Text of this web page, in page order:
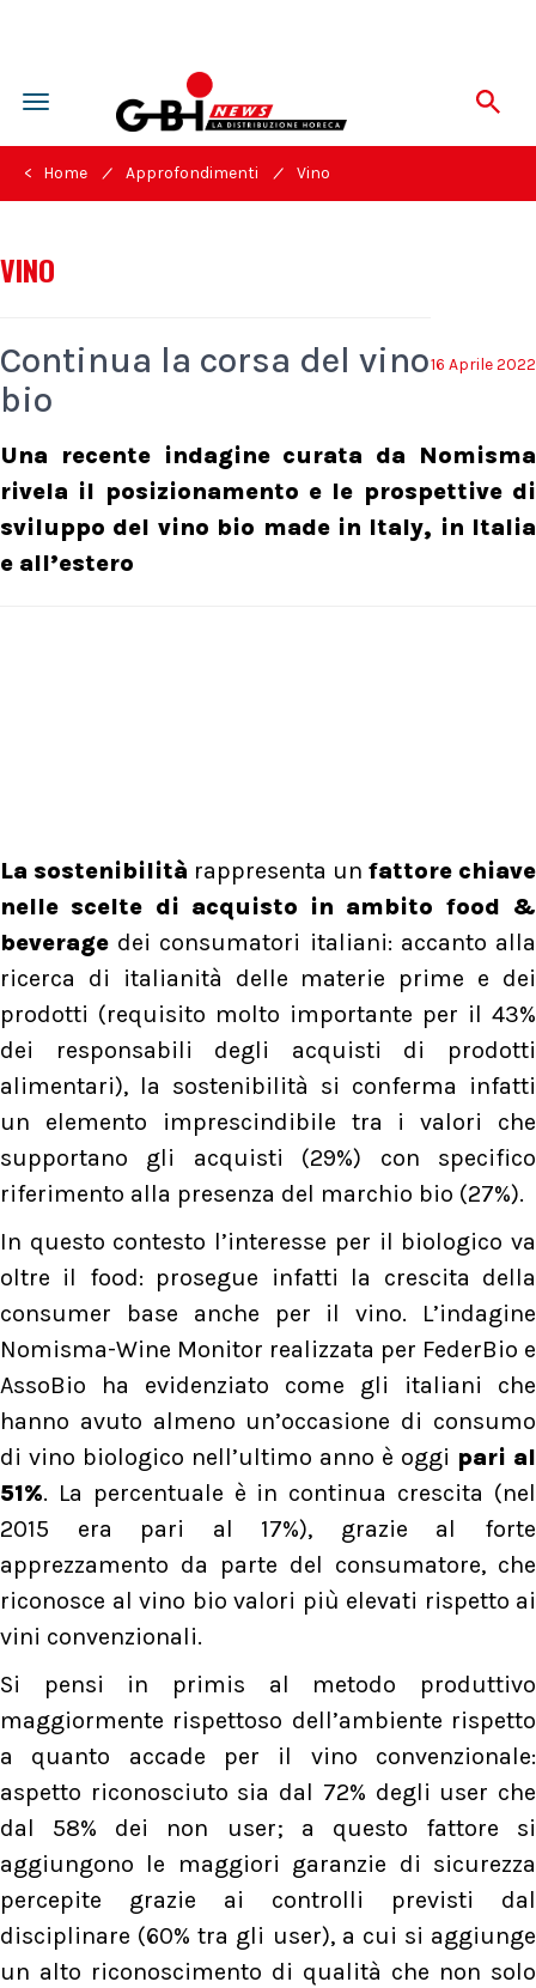
Toggle
navigation
< Home / Approfondimenti / Vino
VINO
16 Aprile 2022
Continua la corsa del vino
bio
Una recente indagine curata da Nomisma
rivela il posizionamento e le prospettive di
sviluppo del vino bio made in Italy, in Italia
e all’estero
La sostenibilità rappresenta un fattore chiave
nelle scelte di acquisto in ambito food &
beverage dei consumatori italiani: accanto alla
ricerca di italianità delle materie prime e dei
prodotti (requisito molto importante per il 43%
dei responsabili degli acquisti di prodotti
alimentari), la sostenibilità si conferma infatti
un elemento imprescindibile tra i valori che
supportano gli acquisti (29%) con specifico
riferimento alla presenza del marchio bio (27%).
In questo contesto l’interesse per il biologico va
oltre il food: prosegue infatti la crescita della
consumer base anche per il vino. L’indagine
Nomisma-Wine Monitor realizzata per FederBio e
AssoBio ha evidenziato come gli italiani che
hanno avuto almeno un’occasione di consumo
di vino biologico nell’ultimo anno è oggi pari al
51%. La percentuale è in continua crescita (nel
2015 era pari al 17%), grazie al forte
apprezzamento da parte del consumatore, che
riconosce al vino bio valori più elevati rispetto ai
vini convenzionali.
Si pensi in primis al metodo produttivo
maggiormente rispettoso dell’ambiente rispetto
a quanto accade per il vino convenzionale:
aspetto riconosciuto sia dal 72% degli user che
dal 58% dei non user; a questo fattore si
aggiungono le maggiori garanzie di sicurezza
percepite grazie ai controlli previsti dal
disciplinare (60% tra gli user), a cui si aggiunge
un alto riconoscimento di qualità che non solo